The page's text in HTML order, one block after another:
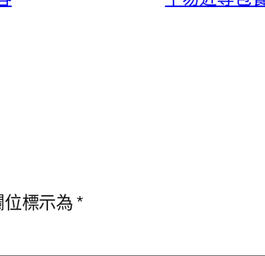
位標示為*